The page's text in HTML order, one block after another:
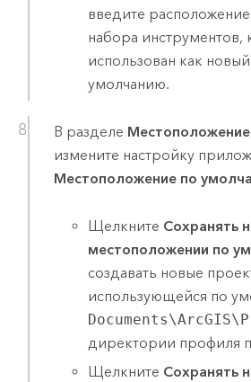
введите
набора инструментов,
использован как
умолчанию.
В разделе
измените настройку
Местоположение по
Щелкните Сохранять
местоположении по
создавать новые
использующейся по
директории профиля
Щелкните Сохранять